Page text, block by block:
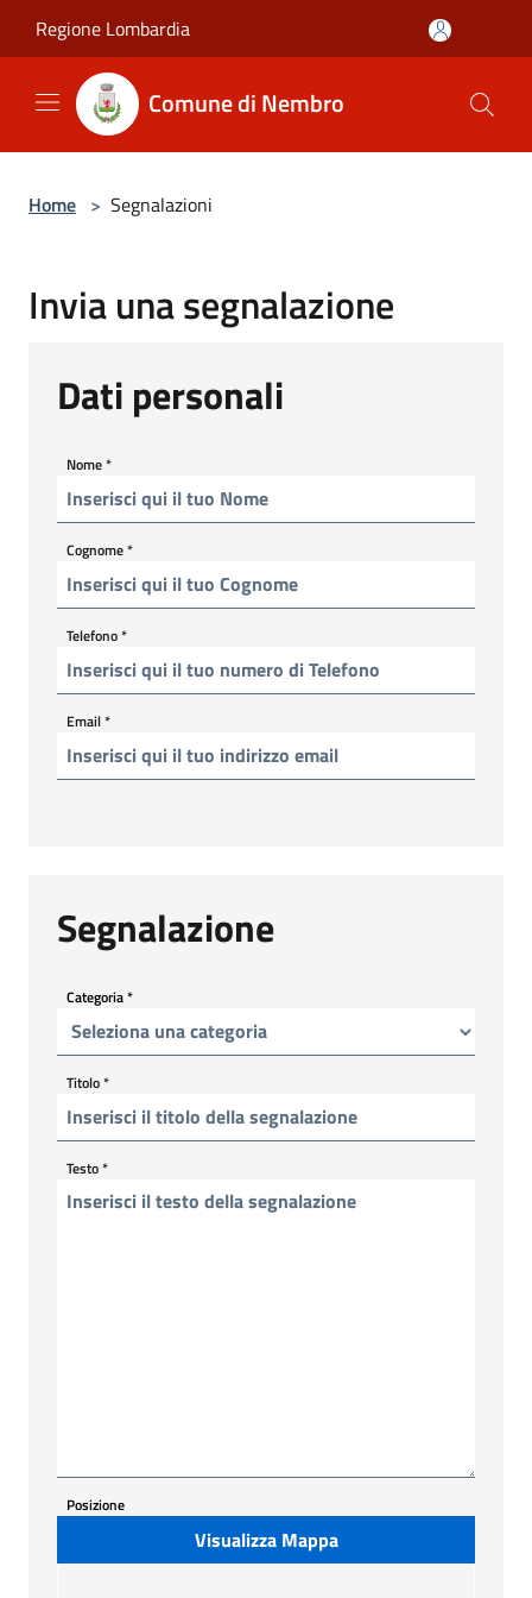
Regione Lombardia
Comune di Nembro
Home > Segnalazioni
Invia una segnalazione
Dati personali
Nome*
Cognome*
Telefono*
Email*
Segnalazione
Categoria*
Titolo*
Testo*
Posizione
Visualizza Mappa